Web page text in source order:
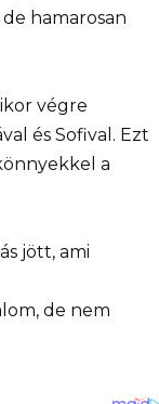
hamarosan
végre
és Sofival. Ezt
a
jött, ami
de nem